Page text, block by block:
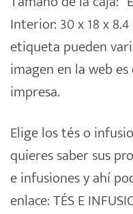
Interior: 30 x 18 x
etiqueta pueden
imagen en la web
impresa.
Elige los tés o
quieres saber sus
e infusiones y ahí
enlace:TÉS E